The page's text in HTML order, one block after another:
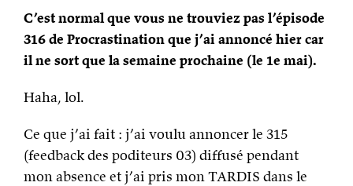
C’est normal que vous ne trouviez pas l’épisode
316 de Procrastination que j’ai annoncé hier car
il ne sort que la semaine prochaine (le 1e mai).
Haha, lol.
Ce que j’ai fait : j’ai voulu annoncer le 315
(feedback des poditeurs 03) diffusé pendant
mon absence et j’ai pris mon TARDIS dans le